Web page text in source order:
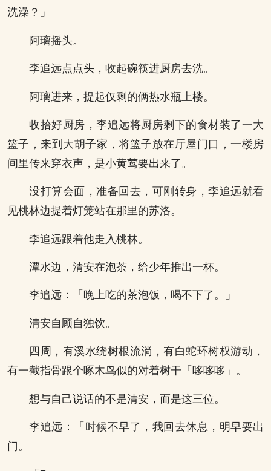
洗澡？」
阿璃摇头。
李追远点点头，收起碗筷进厨房去洗。
阿璃进来，提起仅剩的俩热水瓶上楼。
收拾好厨房，李追远将厨房剩下的食材装了一大
篮子，来到大胡子家，将篮子放在厅屋门口，一楼房
间里传来穿衣声，是小黄莺要出来了。
没打算会面，准备回去，可刚转身，李追远就看
见桃林边提着灯笼站在那里的苏洛。
李追远跟着他走入桃林。
潭水边，清安在泡茶，给少年推出一杯。
李追远：「晚上吃的茶泡饭，喝不下了。」
清安自顾自独饮。
四周，有溪水绕树根流淌，有白蛇环树权游动，
有一截指骨跟个啄木鸟似的对着树干「哆哆哆」。
想与自己说话的不是清安，而是这三位。
李追远：「时候不早了，我回去休息，明早要出
门。